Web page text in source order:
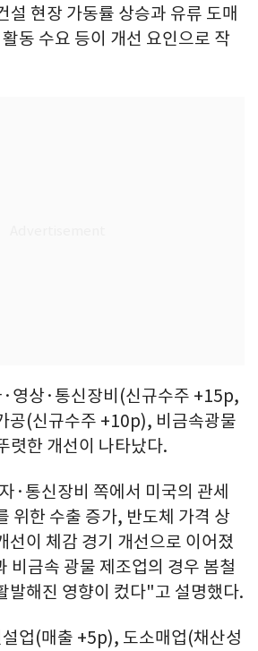
설 현장 가동률 상승과 유류 도매
동 수요 등이 개선 요인으로 작
영상·통신장비(신규수주 +15p,
공(신규수주 +10p), 비금속광물
렷한 개선이 나타났다.
·통신장비 쪽에서 미국의 관세
위한 수출 증가, 반도체 가격 상
선이 체감 경기 개선으로 이어졌
비금속 광물 제조업의 경우 봄철
발해진 영향이 컸다"고 설명했다.
업(매출 +5p), 도소매업(채산성